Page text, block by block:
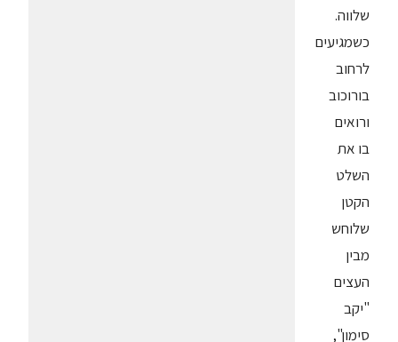
שלווה.
כשמגיעים
לרחוב
בורוכוב
ורואים
בו את
השלט
הקטן
שלוחש
מבין
העצים
"יקב
סימון",